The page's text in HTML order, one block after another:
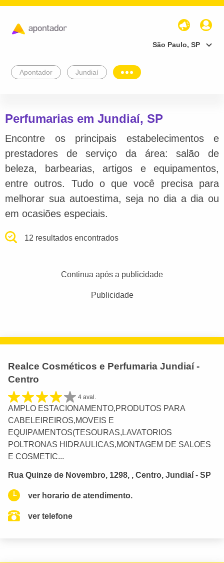
São Paulo, SP
Apontador Jundiaí
Perfumarias em Jundiaí, SP
Encontre os principais estabelecimentos e
prestadores de serviço da área: salão de
beleza, barbearias, artigos e equipamentos,
entre outros. Tudo o que você precisa para
melhorar sua autoestima, seja no dia a dia ou
em ocasiões especiais.
12 resultados encontrados
Continua após a publicidade
Publicidade
Realce Cosméticos e Perfumaria Jundiaí -
Centro
4 aval.
AMPLO ESTACIONAMENTO,PRODUTOS PARA
CABELEIREIROS,MOVEIS E
EQUIPAMENTOS(TESOURAS,LAVATORIOS
POLTRONAS HIDRAULICAS,MONTAGEM DE SALOES
E COSMETIC...
Rua Quinze de Novembro, 1298, , Centro, Jundiaí - SP
ver horario de atendimento.
ver telefone